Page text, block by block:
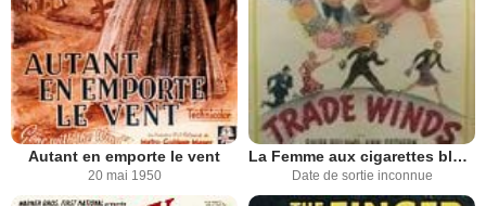
Autant en emporte le vent
20 mai 1950
La Femme aux cigarettes blondes
Date de sortie inconnue